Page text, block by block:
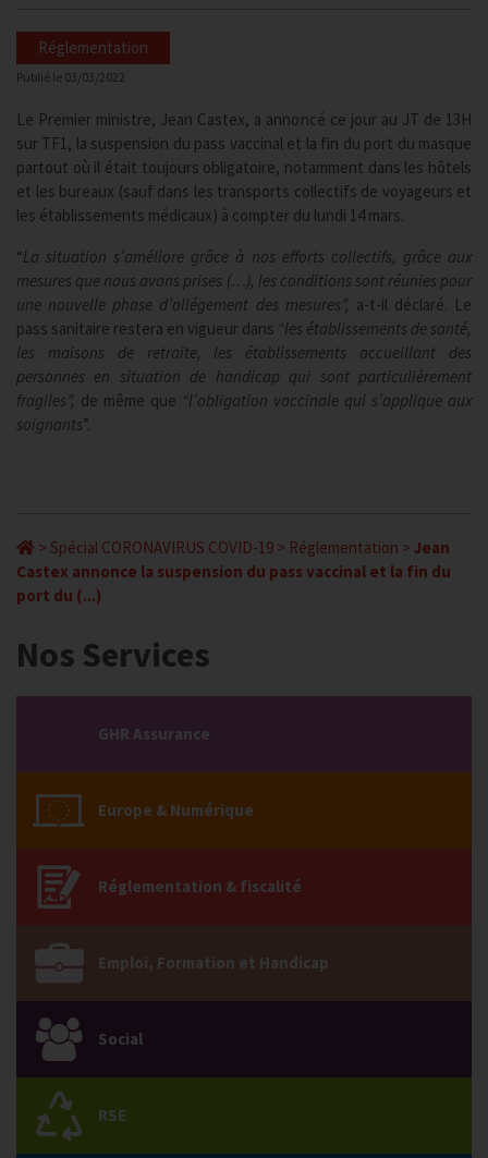
Réglementation
Publié le 03/03/2022
Le Premier ministre, Jean Castex, a annoncé ce jour au JT de 13H
sur TF1, la suspension du pass vaccinal et la fin du port du masque
partout où il était toujours obligatoire, notamment dans les hôtels
et les bureaux (sauf dans les transports collectifs de voyageurs et
les établissements médicaux) à compter du lundi 14 mars.
“La situation s’améliore grâce à nos efforts collectifs, grâce aux
mesures que nous avons prises (…), les conditions sont réunies pour
une nouvelle phase d’allégement des mesures”, a-t-il déclaré. Le
pass sanitaire restera en vigueur dans “les établissements de santé,
les maisons de retraite, les établissements accueillant des
personnes en situation de handicap qui sont particulièrement
fragiles”, de même que “l’obligation vaccinale qui s’applique aux
soignants”.
> Spécial CORONAVIRUS COVID-19 > Réglementation > Jean
Castex annonce la suspension du pass vaccinal et la fin du
port du (...)
Nos Services
GHR Assurance
Europe & Numérique
Réglementation & fiscalité
Emploi, Formation et Handicap
Social
RSE